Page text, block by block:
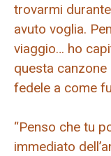
trovarmi
avuto voglia.
viaggio… ho
questa
fedele a come
“Penso che tu
immediato